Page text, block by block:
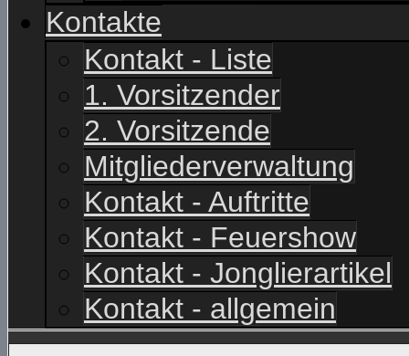
Kontakte
Kontakt - Liste
1. Vorsitzender
2. Vorsitzende
Mitgliederverwaltung
Kontakt - Auftritte
Kontakt - Feuershow
Kontakt - Jonglierartikel
Kontakt - allgemein